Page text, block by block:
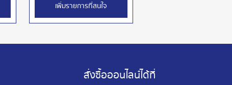
เพิ่มรายการที่สนใจ
สั่งซื้อออนไลน์ได้ที่